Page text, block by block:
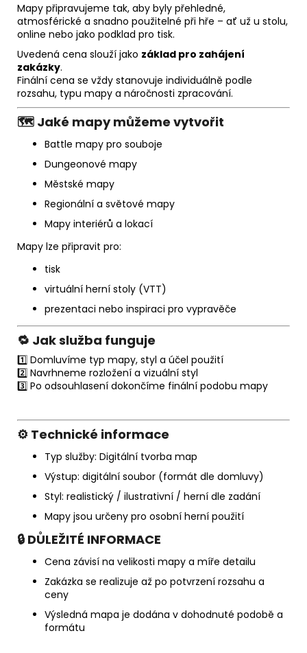
Mapy připravujeme tak, aby byly přehledné,
atmosférické a snadno použitelné při hře – ať už u stolu,
online nebo jako podklad pro tisk.
Uvedená cena slouží jako základ pro zahájení
zakázky.
Finální cena se vždy stanovuje individuálně podle
rozsahu, typu mapy a náročnosti zpracování.
🗺️ Jaké mapy můžeme vytvořit
Battle mapy pro souboje
Dungeonové mapy
Městské mapy
Regionální a světové mapy
Mapy interiérů a lokací
Mapy lze připravit pro:
tisk
virtuální herní stoly (VTT)
prezentaci nebo inspiraci pro vypravěče
🔁 Jak služba funguje
1️⃣ Domluvíme typ mapy, styl a účel použití
2️⃣ Navrhneme rozložení a vizuální styl
3️⃣ Po odsouhlasení dokončíme finální podobu mapy
⚙️ Technické informace
Typ služby: Digitální tvorba map
Výstup: digitální soubor (formát dle domluvy)
Styl: realistický / ilustrativní / herní dle zadání
Mapy jsou určeny pro osobní herní použití
🔒 DŮLEŽITÉ INFORMACE
Cena závisí na velikosti mapy a míře detailu
Zakázka se realizuje až po potvrzení rozsahu a
ceny
Výsledná mapa je dodána v dohodnuté podobě a
formátu